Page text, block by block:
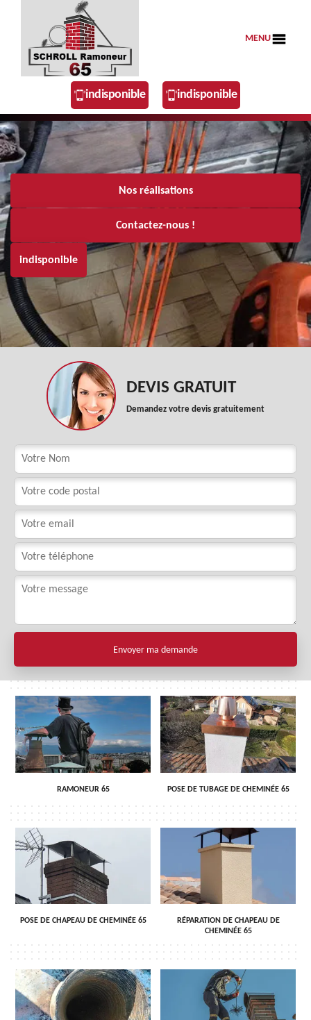
MENU
indisponible indisponible
Nos réalisations
Contactez-nous !
indisponible
DEVIS GRATUIT
Demandez votre devis gratuitement
RAMONEUR 65 POSE DE TUBAGE DE CHEMINÉE 65
POSE DE CHAPEAU DE CHEMINÉE 65
RÉPARATION DE CHAPEAU DE
CHEMINÉE 65